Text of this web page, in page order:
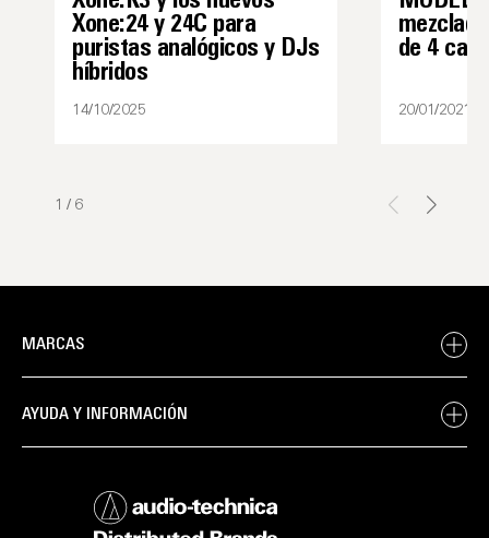
Xone:24 y 24C para
puristas analógicos y DJs
híbridos
14/10/2025
de 4
20/01/2021
1 / 6
MARCAS
AYUDA Y INFORMACIÓN